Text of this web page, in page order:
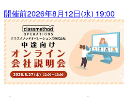
開催前2026年8月12日(水) 19:00